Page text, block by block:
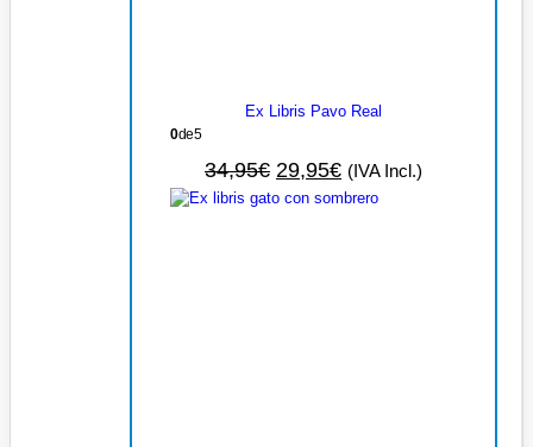
Ex Libris Pavo Real
0de 5
34,95€ 29,95€ (IVA Incl.)